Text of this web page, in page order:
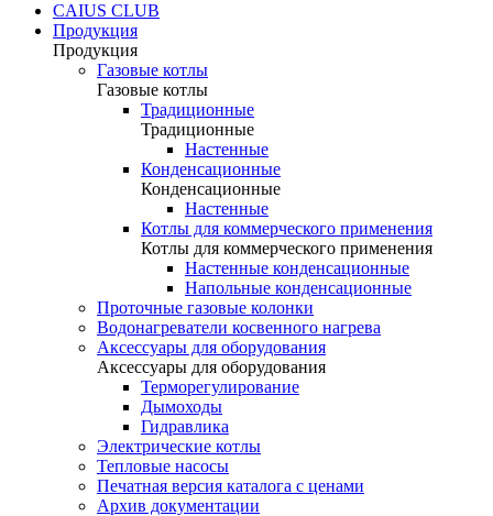
CAIUS CLUB
Продукция
Продукция
Газовые котлы
Газовые котлы
Традиционные
Традиционные
Настенные
Конденсационные
Конденсационные
Настенные
Котлы для коммерческого применения
Котлы для коммерческого применения
Настенные конденсационные
Напольные конденсационные
Проточные газовые колонки
Водонагреватели косвенного нагрева
Аксессуары для оборудования
Аксессуары для оборудования
Терморегулирование
Дымоходы
Гидравлика
Электрические котлы
Тепловые насосы
Печатная версия каталога с ценами
Архив документации